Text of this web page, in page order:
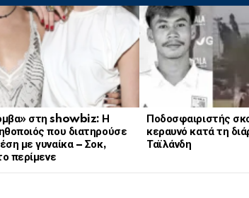
στη showbiz: Η
που διατηρούσε
με γυναίκα – Σοκ,
περίμενε
Ποδοσφαιριστής
κεραυνό κατά τη
Ταϊλάνδη